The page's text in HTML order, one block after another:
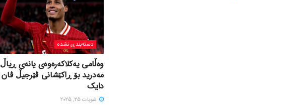
دسته‌بندی نشده
وەڵامی یەکلاکەرەوەی یانەی ڕیاڵ
مەدرید بۆ ڕاکێشانی ڤێرجیڵ ڤان
دایک
شوبات 25, 2025